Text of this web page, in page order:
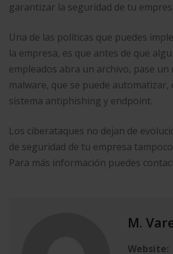
garantizar la seguridad de tu
Una de las políticas que puedes
la empresa, es que antes de que
empleados abra un archivo, pase
malware, que se puede
sistema antiphishing y endpoint.
Los ciberataques no dejan de
de seguridad de tu empresa
Para más información puedes
M.
Website: